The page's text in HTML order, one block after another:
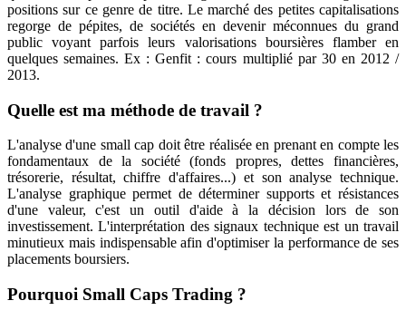
positions sur ce genre de titre. Le marché des petites capitalisations
regorge de pépites, de sociétés en devenir méconnues du grand
public voyant parfois leurs valorisations boursières flamber en
quelques semaines. Ex : Genfit : cours multiplié par 30 en 2012 /
2013.
Quelle est ma méthode de travail ?
L'analyse d'une small cap doit être réalisée en prenant en compte les
fondamentaux de la société (fonds propres, dettes financières,
trésorerie, résultat, chiffre d'affaires...) et son analyse technique.
L'analyse graphique permet de déterminer supports et résistances
d'une valeur, c'est un outil d'aide à la décision lors de son
investissement. L'interprétation des signaux technique est un travail
minutieux mais indispensable afin d'optimiser la performance de ses
placements boursiers.
Pourquoi Small Caps Trading ?